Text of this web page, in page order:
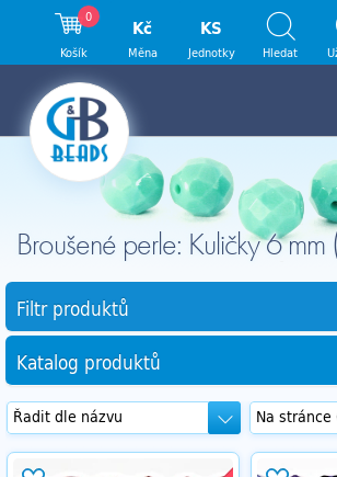
Broušené perle: Kuličky 6 mm
Filtr produktů
Katalog produktů
0
Košík
Kč
Měna
KS
Jednotky Hledat